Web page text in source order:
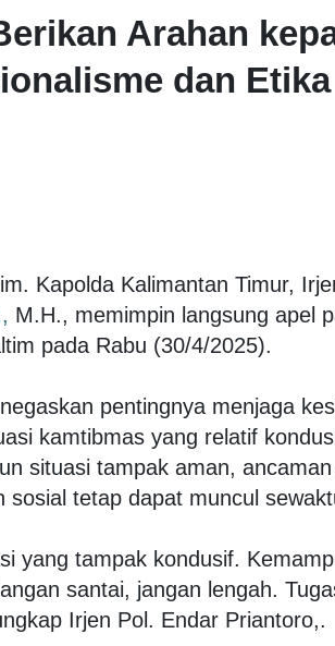
Arahan
dan
Kapolda Kalimantan Timur,
M.H., memimpin langsung apel
pada Rabu (30/4/2025).
pentingnya menjaga
kamtibmas yang relatif
situasi tampak aman,
sosial tetap dapat muncul
yang tampak kondusif.
santai, jangan lengah.
Irjen Pol. Endar Priantoro,.